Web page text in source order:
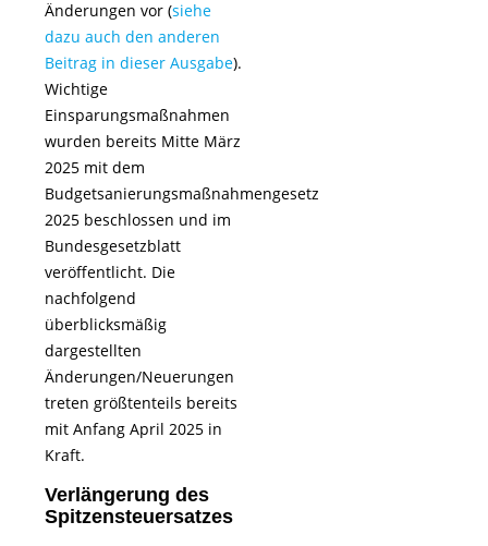
Änderungen vor (siehe
dazu auch den anderen
Beitrag in dieser Ausgabe).
Wichtige
Einsparungsmaßnahmen
wurden bereits Mitte März
2025 mit dem
Budgetsanierungsmaßnahmengesetz
2025 beschlossen und im
Bundesgesetzblatt
veröffentlicht. Die
nachfolgend
überblicksmäßig
dargestellten
Änderungen/Neuerungen
treten größtenteils bereits
mit Anfang April 2025 in
Kraft.
Verlängerung des
Spitzensteuersatzes